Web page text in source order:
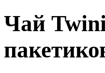
Чай